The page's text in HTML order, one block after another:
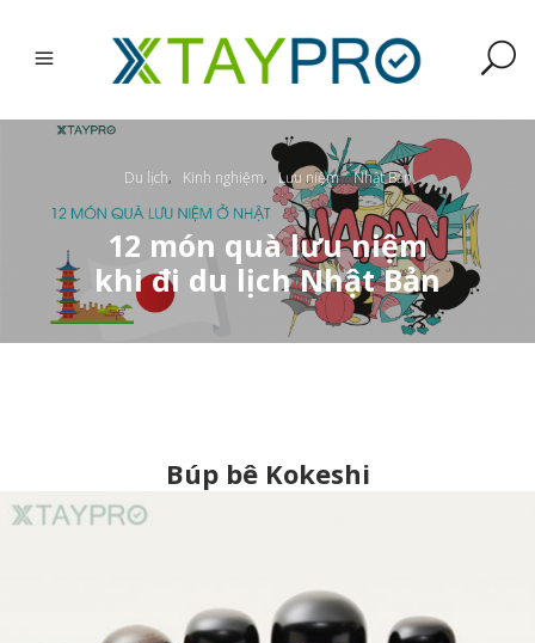
Du lịch, Kinh nghiệm, Lưu niệm,Nhật Bản
12 món quà lưu niệm
khi đi du lịch Nhật Bản
Búp bê Kokeshi